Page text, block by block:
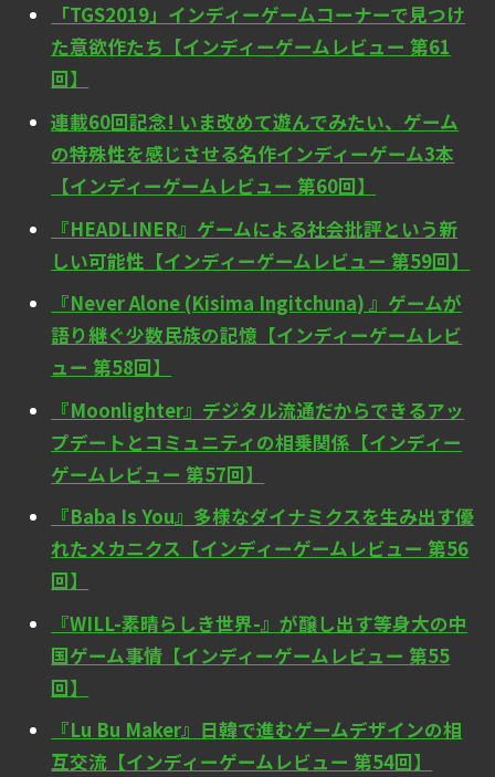
「TGS2019」インディーゲームコーナーで見つけ
た意欲作たち【インディーゲームレビュー 第61
回】
連載60回記念! いま改めて遊んでみたい、ゲーム
の特殊性を感じさせる名作インディーゲーム3本
【インディーゲームレビュー 第60回】
『HEADLINER』ゲームによる社会批評という新
しい可能性【インディーゲームレビュー 第59回】
『Never Alone (Kisima Ingitchuna) 』ゲームが
語り継ぐ少数民族の記憶【インディーゲームレビ
ュー 第58回】
『Moonlighter』デジタル流通だからできるアッ
プデートとコミュニティの相乗関係【インディー
ゲームレビュー 第57回】
『Baba Is You』多様なダイナミクスを生み出す優
れたメカニクス【インディーゲームレビュー 第56
回】
『WILL-素晴らしき世界-』が醸し出す等身大の中
国ゲーム事情【インディーゲームレビュー 第55
回】
『Lu Bu Maker』日韓で進むゲームデザインの相
互交流【インディーゲームレビュー 第54回】